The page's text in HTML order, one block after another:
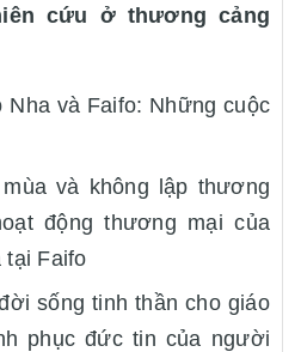
cứu ở thương cảng
và Faifo: Những cuộc
và không lập thương
động thương mại của
Faifo
sống tinh thần cho giáo
phục đức tin của người